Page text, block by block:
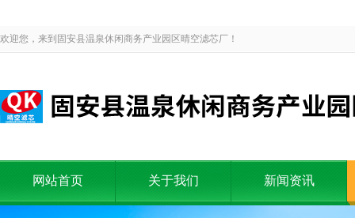
欢迎您，来到固安县温泉休闲商务产业园区晴空滤芯厂！
网站首页 关于我们 新闻资讯